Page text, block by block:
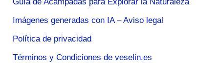
Imágenes generadas con IA – Aviso legal
Política de privacidad
Términos y Condiciones de veselin.es